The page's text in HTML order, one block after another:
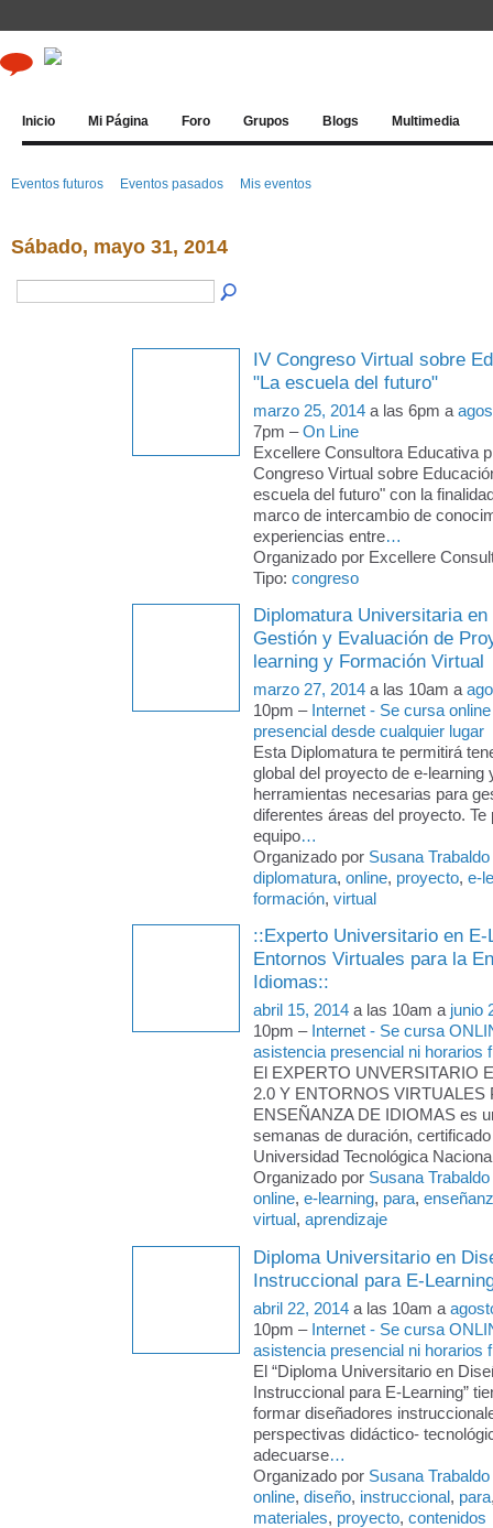
Inicio Mi Página Foro Grupos Blogs Multimedia
Eventos futuros Eventos pasados Mis eventos
Sábado, mayo 31, 2014
IV Congreso Virtual sobre
"La escuela del futuro"
marzo 25, 2014 a las 6pm a
7pm –On Line
Excellere Consultora Educativa
Congreso Virtual sobre
escuela del futuro" con la
marco de intercambio de
experiencias entre…
Organizado por Excellere
Tipo: congreso
Diplomatura Universitaria en
Gestión y Evaluación de
learning y Formación Virtual
marzo 27, 2014 a las 10am a
10pm – Internet - Se cursa
presencial desde cualquier lugar
Esta Diplomatura te permitirá
global del proyecto de e-learning
herramientas necesarias para
diferentes áreas del proyecto. Te
equipo…
Organizado por Susana Trabaldo
diplomatura, online, proyecto, e-
formación, virtual
::Experto Universitario en E-
Entornos Virtuales para la
Idiomas::
abril 15, 2014 a las 10am a junio
10pm – Internet - Se cursa
asistencia presencial ni horarios
El EXPERTO UNVERSITARIO
2.0 Y ENTORNOS VIRTUALES
ENSEÑANZA DE IDIOMAS es
semanas de duración,
Universidad Tecnológica
Organizado por Susana Trabaldo
online, e-learning, para,
virtual, aprendizaje
Diploma Universitario en
Instruccional para E-
abril 22, 2014 a las 10am a
10pm – Internet - Se cursa
asistencia presencial ni horarios
El “Diploma Universitario en
Instruccional para E-Learning”
formar diseñadores
perspectivas didáctico-
adecuarse…
Organizado por Susana Trabaldo
online, diseño, instruccional, para
materiales, proyecto, contenidos